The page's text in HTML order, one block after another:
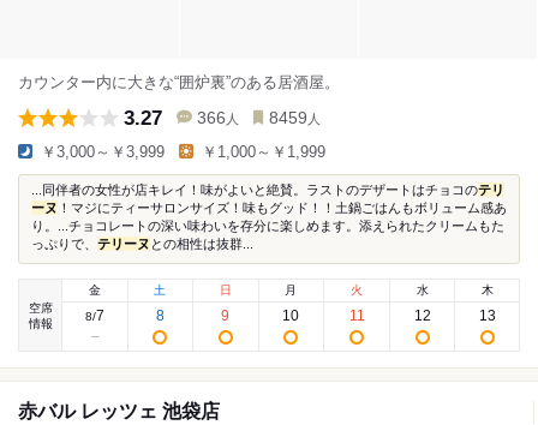
カウンター内に大きな“囲炉裏”のある居酒屋。
3.27 366 人 8459 人
￥3,000～￥3,999 ￥1,000～￥1,999
...同伴者の女性が店キレイ！味がよいと絶賛。ラストのデザートはチョコのテリ
ーヌ ！マジにティーサロンサイズ！味もグッド！！土鍋ごはんもボリューム感あ
り。...チョコレートの深い味わいを存分に楽しめます。添えられたクリームもた
っぷりで、 テリーヌ との相性は抜群...
空席
情報
金
8/7
土
8
日
9
月
10
火
11
水
12
木
13
赤バル レッツェ 池袋店